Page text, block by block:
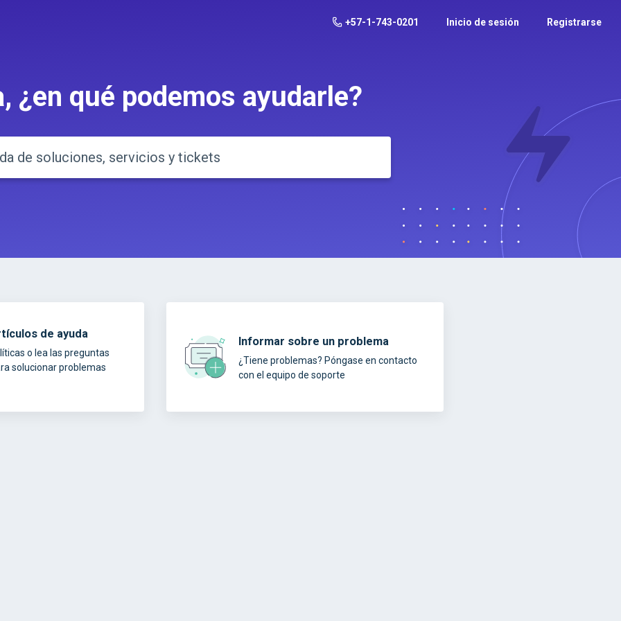
+57-1-743-0201 Inicio de sesión Registrarse
¿en qué podemos ayudarle?
de ayuda
o lea las preguntas
solucionar problemas
Informar sobre un problema
¿Tiene problemas? Póngase en contacto
con el equipo de soporte